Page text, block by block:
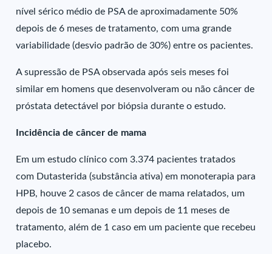
nível sérico médio de PSA de aproximadamente 50%
depois de 6 meses de tratamento, com uma grande
variabilidade (desvio padrão de 30%) entre os pacientes.
A supressão de PSA observada após seis meses foi
similar em homens que desenvolveram ou não câncer de
próstata detectável por biópsia durante o estudo.
Incidência de câncer de mama
Em um estudo clínico com 3.374 pacientes tratados
com Dutasterida (substância ativa) em monoterapia para
HPB, houve 2 casos de câncer de mama relatados, um
depois de 10 semanas e um depois de 11 meses de
tratamento, além de 1 caso em um paciente que recebeu
placebo.